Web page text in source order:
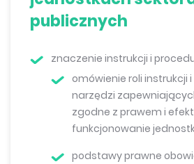
publicznych
znaczenie instrukcji i
omówienie roli instrukcji
narzędzi
zgodne z prawem i
funkcjonowanie
podstawy prawne